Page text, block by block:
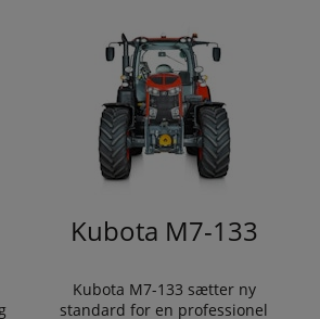
Kubota M7-133
Kubota M7-133 sætter ny
standard for en professionel